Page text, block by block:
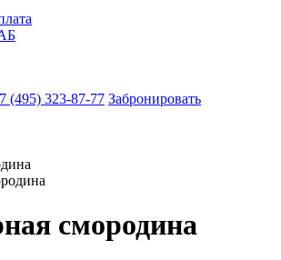
(495) 323-87-77 Забронировать
смородина